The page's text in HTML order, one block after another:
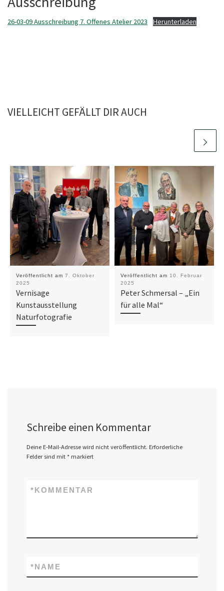
26-03-09 Ausschreibung 7. Offenes Atelier 2023 Herunterladen
VIELLEICHT GEFÄLLT DIR AUCH
Veröffentlicht am 7. Oktober
2025
Vernisage
Kunstausstellung
Naturfotografie
Veröffentlicht am 10. Februar
2025
Peter Schmersal – „Ein
für alle Mal“
Schreibe einen Kommentar
Deine E-Mail-Adresse wird nicht veröffentlicht. Erforderliche
Felder sind mit *markiert
KOMMENTAR
*
NAME
*